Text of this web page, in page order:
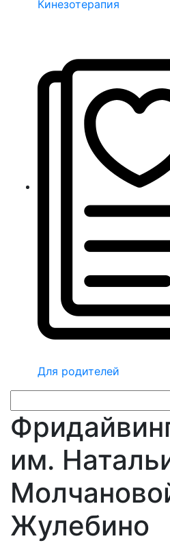
Кинезотерапия
Для родителей
им.
Жулебино